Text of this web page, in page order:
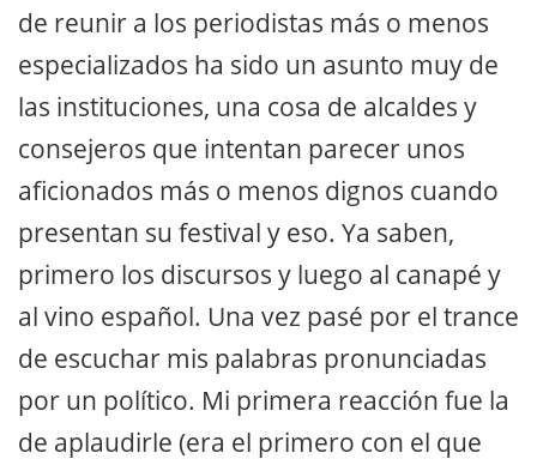
de reunir a los periodistas más o menos
especializados ha sido un asunto muy de
las instituciones, una cosa de alcaldes y
consejeros que intentan parecer unos
aficionados más o menos dignos cuando
presentan su festival y eso. Ya saben,
primero los discursos y luego al canapé y
al vino español. Una vez pasé por el trance
de escuchar mis palabras pronunciadas
por un político. Mi primera reacción fue la
de aplaudirle (era el primero con el que